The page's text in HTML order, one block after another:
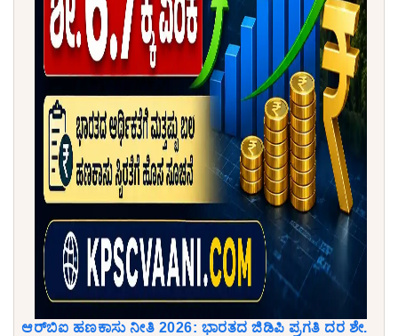
ಆರ್‌ಬಿಐ ಹಣಕಾಸು ನೀತಿ 2026: ಭಾರತದ ಜಿಡಿಪಿ ಪ್ರಗತಿ ದರ ಶೇ.